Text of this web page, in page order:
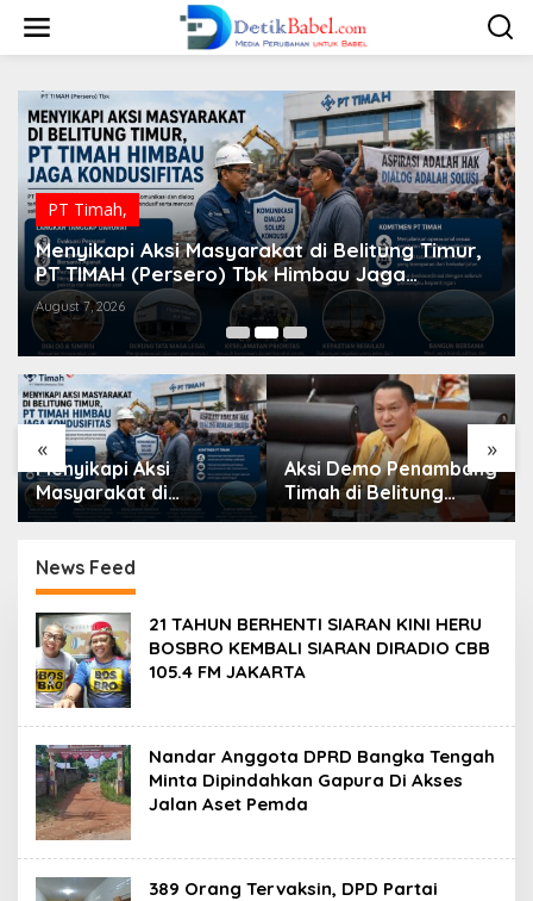
i
PT Timah,
Menyikapi Aksi Masyarakat di Belitung Timur,
PT TIMAH (Persero) Tbk Himbau Jaga
Kondusifitas
August 7, 2026
« »
Menyikapi Aksi
Masyarakat di
Belitung Timur, PT
Himbau Jaga
Kondusifitas
Aksi Demo Penambang
Timah di Belitung
Mengemuka, Ketua
News Feed
D
e
t
i
k
b
e
l
21 TAHUN BERHENTI SIARAN KINI HERU
BOSBRO KEMBALI SIARAN DIRADIO CBB
105.4 FM JAKARTA
Nandar Anggota DPRD Bangka Tengah
Minta Dipindahkan Gapura Di Akses
Jalan Aset Pemda
389 Orang Tervaksin, DPD Partai